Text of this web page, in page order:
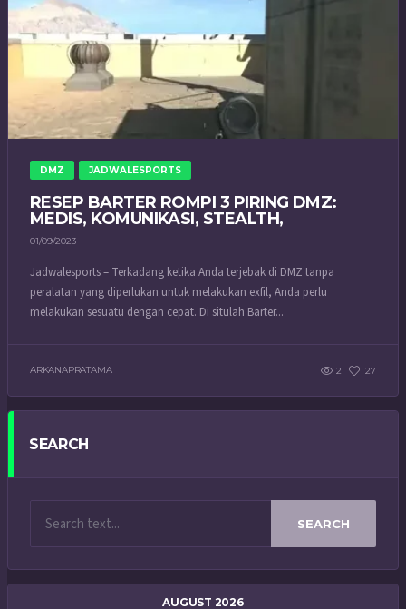
DMZ JADWALESPORTS
RESEP BARTER ROMPI 3 PIRING DMZ:
MEDIS, KOMUNIKASI, STEALTH,
01/09/2023
Jadwalesports – Terkadang ketika Anda terjebak di DMZ tanpa
peralatan yang diperlukan untuk melakukan exfil, Anda perlu
melakukan sesuatu dengan cepat. Di situlah Barter...
ARKANAPRATAMA 2 27
SEARCH
SEARCH
AUGUST 2026